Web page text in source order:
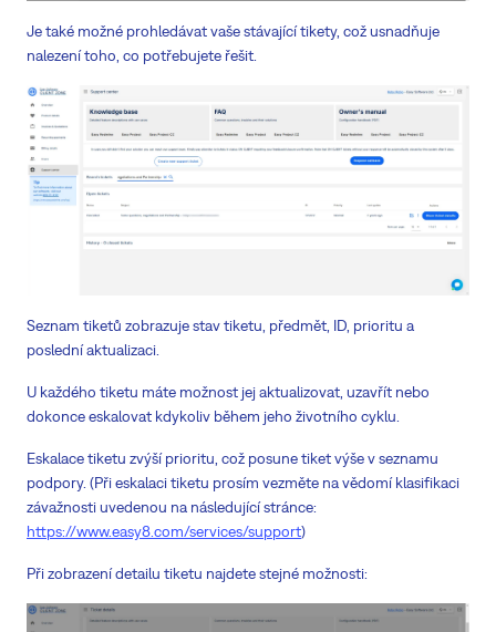
Je také možné prohledávat vaše stávající tikety, což usnadňuje
nalezení toho, co potřebujete řešit.
Seznam tiketů zobrazuje stav tiketu, předmět, ID, prioritu a
poslední aktualizaci.
U každého tiketu máte možnost jej aktualizovat, uzavřít nebo
dokonce eskalovat kdykoliv během jeho životního cyklu.
Eskalace tiketu zvýší prioritu, což posune tiket výše v seznamu
podpory. (Při eskalaci tiketu prosím vezměte na vědomí klasifikaci
závažnosti uvedenou na následující stránce:
https://www.easy8.com/services/support)
Při zobrazení detailu tiketu najdete stejné možnosti: